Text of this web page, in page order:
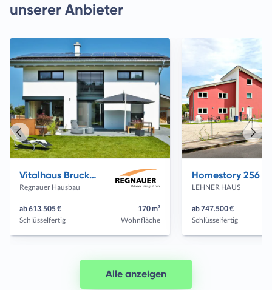
unserer Anbieter
Vitalhaus Bruckmühl
Regnauer Hausbau
ab 613.505 €
Schlüsselfertig
170 m²
Wohnfläche
Homestory 256
LEHNER HAUS
ab 747.500 €
Schlüsselfertig
Vorheriges
Haus
Alle anzeigen